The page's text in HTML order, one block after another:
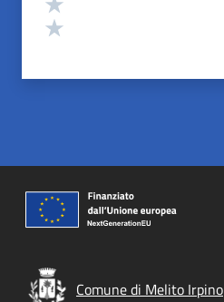
Comune di Melito Irpino